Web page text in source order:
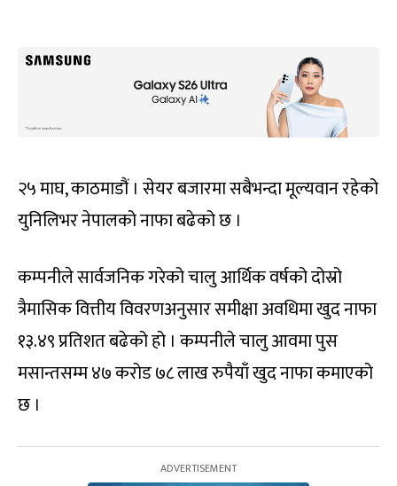
२५ माघ, काठमाडौं । सेयर बजारमा सबैभन्दा मूल्यवान रहेको
युनिलिभर नेपालको नाफा बढेको छ ।
कम्पनीले सार्वजनिक गरेको चालु आर्थिक वर्षको दोस्रो
त्रैमासिक वित्तीय विवरणअनुसार समीक्षा अवधिमा खुद नाफा
१३.४९ प्रतिशत बढेको हो । कम्पनीले चालु आवमा पुस
मसान्तसम्म ४७ करोड ७८ लाख रुपैयाँ खुद नाफा कमाएको
छ ।